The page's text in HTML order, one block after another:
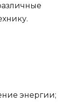
энергии;